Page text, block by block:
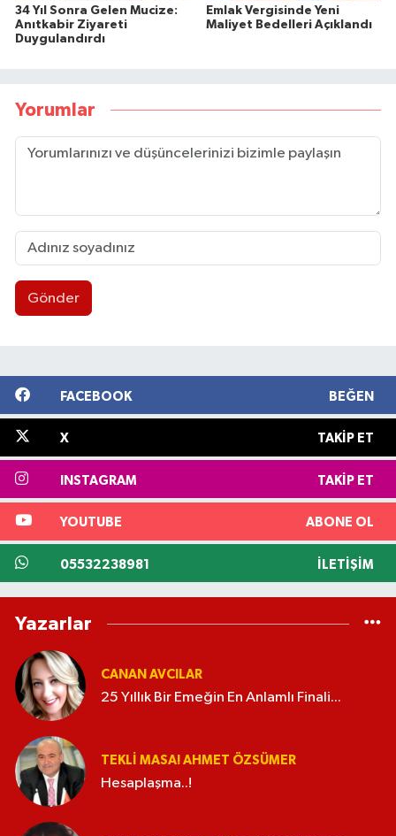
34 Yıl Sonra Gelen Mucize:
Anıtkabir Ziyareti
Duygulandırdı
Emlak Vergisinde Yeni
Maliyet Bedelleri Açıklandı
Yorumlar
Gönder
FACEBOOK BEĞEN
X TAKIP ET
INSTAGRAM TAKIP ET
YOUTUBE ABONE OL
05532238981 İLETIŞIM
Yazarlar
CANAN AVCILAR
25 Yıllık Bir Emeğin En Anlamlı Finali...
TEKLI MASA! AHMET ÖZSÜMER
Hesaplaşma..!